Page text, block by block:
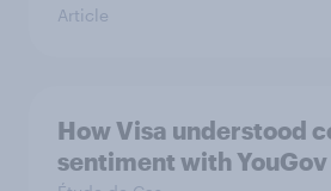
Article
How Visa understood
sentiment with YouGov